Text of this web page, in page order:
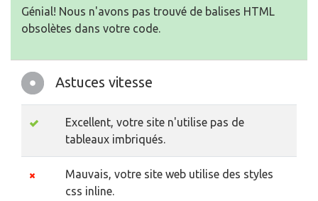
Génial! Nous n'avons pas trouvé de balises HTML
obsolètes dans votre code.
Astuces vitesse
Excellent, votre site n'utilise pas de
tableaux imbriqués.
Mauvais, votre site web utilise des styles
css inline.